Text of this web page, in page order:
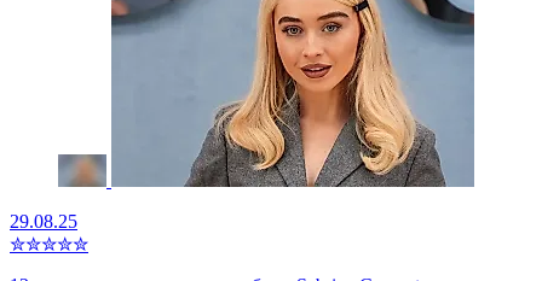
29.08.25
✮✮✮✮✮